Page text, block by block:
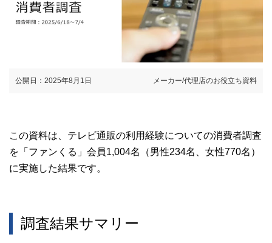
公開日：2025年8月1日 メーカー/代理店のお役立ち資料
この資料は、テレビ通販の利用経験についての消費者調査
を「ファンくる」会員1,004名（男性234名、女性770名）
に実施した結果です。
調査結果サマリー